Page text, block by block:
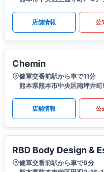
店舗情報 公
Chemin
健軍交番前駅から車で11分
熊本県熊本市中央区南坪井
店舗情報 公
RBD Body Design &
健軍交番前駅から車で9分